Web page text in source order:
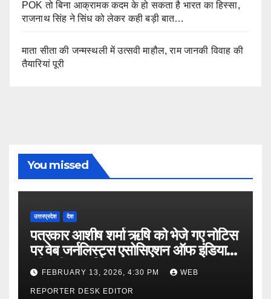
POK तो बिना आक्रामक कदम के हो सकता है भारत का हिस्सा,
राजनाथ सिंह ने सिंध को लेकर कही बड़ी बात…
माता सीता की जन्मस्थली में उत्सवी माहौल, राम जानकी विवाह की
तैयारियां पूरी
You missed
उत्तरप्रदेश देश
पत्रकार आशीष शर्मा ऋषि को भेजे गए नोटिस
पर वेब जर्नलिस्ट्स एसोसिएशन ऑफ इंडिया
की गंभीर आपत्ति
FEBRUARY 13, 2026, 4:30 PM WEB
REPORTER DESK EDITOR